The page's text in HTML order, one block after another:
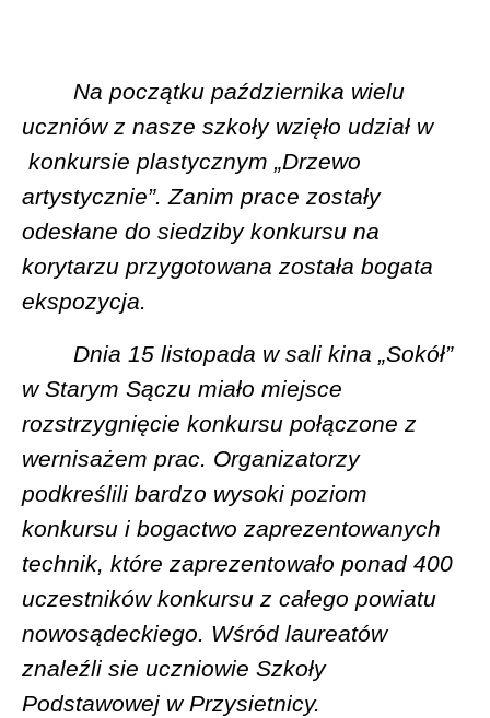
Na początku października wielu
uczniów z nasze szkoły wzięło udział w
konkursie plastycznym „Drzewo
artystycznie”. Zanim prace zostały
odesłane do siedziby konkursu na
korytarzu przygotowana została bogata
ekspozycja.
Dnia 15 listopada w sali kina „Sokół”
w Starym Sączu miało miejsce
rozstrzygnięcie konkursu połączone z
wernisażem prac. Organizatorzy
podkreślili bardzo wysoki poziom
konkursu i bogactwo zaprezentowanych
technik, które zaprezentowało ponad 400
uczestników konkursu z całego powiatu
nowosądeckiego. Wśród laureatów
znaleźli sie uczniowie Szkoły
Podstawowej w Przysietnicy.